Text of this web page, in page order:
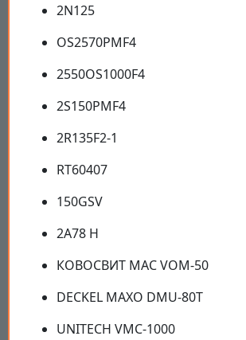
2N125
OS2570PMF4
2550OS1000F4
2S150PMF4
2R135F2-1
RT60407
150GSV
2A78 Н
КОВОСВИТ МАС VOM-50
DECKEL МАХО DMU-80T
UNITECH VMC-1000